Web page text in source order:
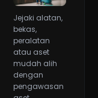
Jejaki alatan,
bekas,
peralatan
atau aset
mudah alih
dengan
pengawasan